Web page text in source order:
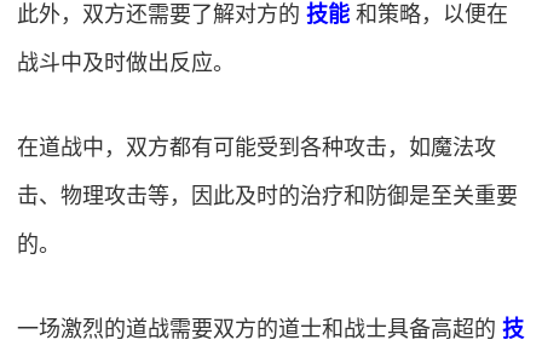
此外，双方还需要了解对方的 技能 和策略，以便在
战斗中及时做出反应。
在道战中，双方都有可能受到各种攻击，如魔法攻
击、物理攻击等，因此及时的治疗和防御是至关重要
的。
一场激烈的道战需要双方的道士和战士具备高超的 技